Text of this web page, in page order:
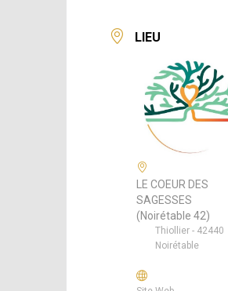
LIEU
LE COEUR DES
SAGESSES
(Noirétable 42)
Thiollier - 42440
Noirétable